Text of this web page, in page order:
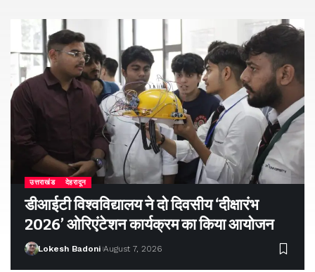
उत्तराखंड देहरादून
डीआईटी विश्वविद्यालय ने दो दिवसीय ‘दीक्षारंभ
2026’ ओरिएंटेशन कार्यक्रम का किया आयोजन
Lokesh Badoni August 7, 2026